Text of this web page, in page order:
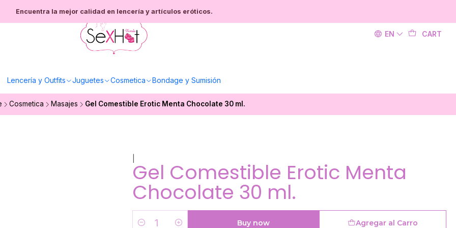
EN CART
Lencería y Outfits Juguetes Cosmetica Bondage y Sumisión
Encuentra la mejor calidad en lencería y artículos eróticos.
Cosmetica Masajes Gel Comestible Erotic Menta Chocolate 30 ml.
Gel Comestible Erotic Menta
Chocolate 30 ml.
Agregar al Carro
Buy now